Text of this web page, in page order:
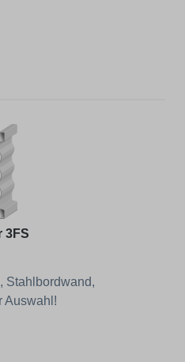
3FS
Stahlbordwand,
Auswahl!